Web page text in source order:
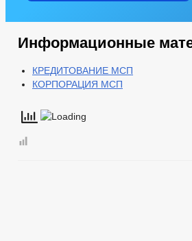
Информационные
КРЕДИТОВАНИЕ МСП
КОРПОРАЦИЯ МСП